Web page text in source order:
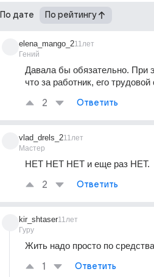
По дате По рейтингу
elena_mango_2
Гений
11лет
Давала бы обязательно. При
что за работник, его
2 Ответить
vlad_drels_2
Мастер
11лет
НЕТ НЕТ НЕТ и еще раз НЕТ.
2 Ответить
kir_shtaser
Гуру
11лет
Жить надо просто по
1 Ответить